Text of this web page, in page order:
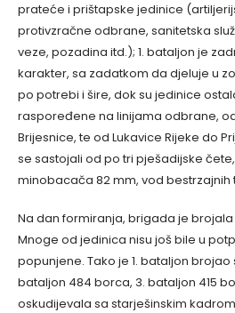
prateće i prištapske jedinice
protivzračne odbrane, sanitetska
veze, pozadina itd.); 1. bataljon je
karakter, sa zadatkom da djeluje u
po potrebi i šire, dok su jedinice
raspoređene na linijama odbrane,
Brijesnice, te od Lukavice Rijeke do
se sastojali od po tri pješadijske
minobacača 82 mm, vod bestrzajnih
Na dan formiranja, brigada je brojala
Mnoge od jedinica nisu još bile u
popunjene. Tako je 1. bataljon brojao
bataljon 484 borca, 3. bataljon 415
oskudijevala sa starješinskim